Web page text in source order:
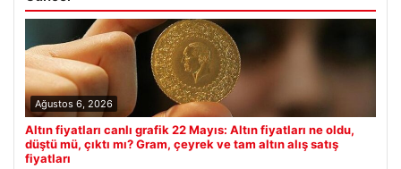
Ağustos 6, 2026
Altın fiyatları canlı grafik 22 Mayıs: Altın fiyatları ne oldu,
düştü mü, çıktı mı? Gram, çeyrek ve tam altın alış satış
fiyatları